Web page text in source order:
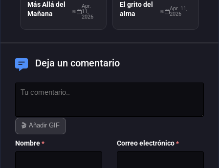
Más Allá del
Mañana
Apr.
11,
2026
El grito del
alma
Apr. 11,
2026
Deja un comentario
🎬 Añadir GIF
Nombre * Correo electrónico *